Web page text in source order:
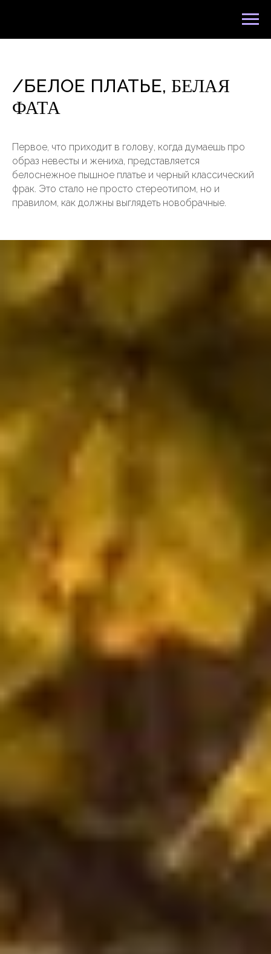
/БЕЛОЕ ПЛАТЬЕ, БЕЛАЯ
ФАТА
Первое, что приходит в голову, когда думаешь про
образ невесты и жениха, представляется
белоснежное пышное платье и черный классический
фрак. Это стало не просто стереотипом, но и
правилом, как должны выглядеть новобрачные.